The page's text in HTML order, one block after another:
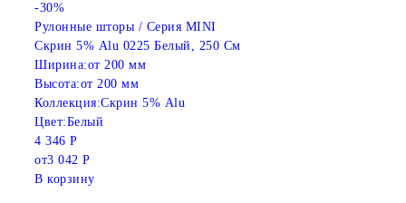
-30%
Рулонные шторы / Серия MINI
Скрин 5% Alu 0225 Белый, 250 См
Ширина:от 200 мм
Высота:от 200 мм
Коллекция:Скрин 5% Alu
Цвет:Белый
4 346 Р
от3 042 Р
В корзину